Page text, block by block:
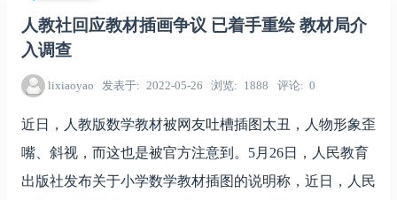
人教社回应教材插画争议 已着手重绘 教材局介
入调查
lixiaoyao 发表于 2022-05-26 浏览 1888 评论 0
近日，人教版数学教材被网友吐槽插图太丑，人物形象歪
嘴、斜视，而这也是被官方注意到。5月26日，人民教育
出版社发布关于小学数学教材插图的说明称，近日，人民